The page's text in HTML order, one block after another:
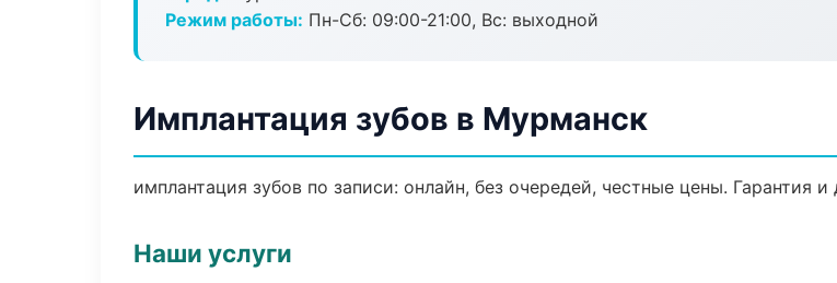
Режим работы: Пн-Сб: 09:00-21:00, Вс: выходной
Имплантация зубов в Мурманск
имплантация зубов по записи: онлайн, без очередей, честные цены. Гарантия
Наши услуги